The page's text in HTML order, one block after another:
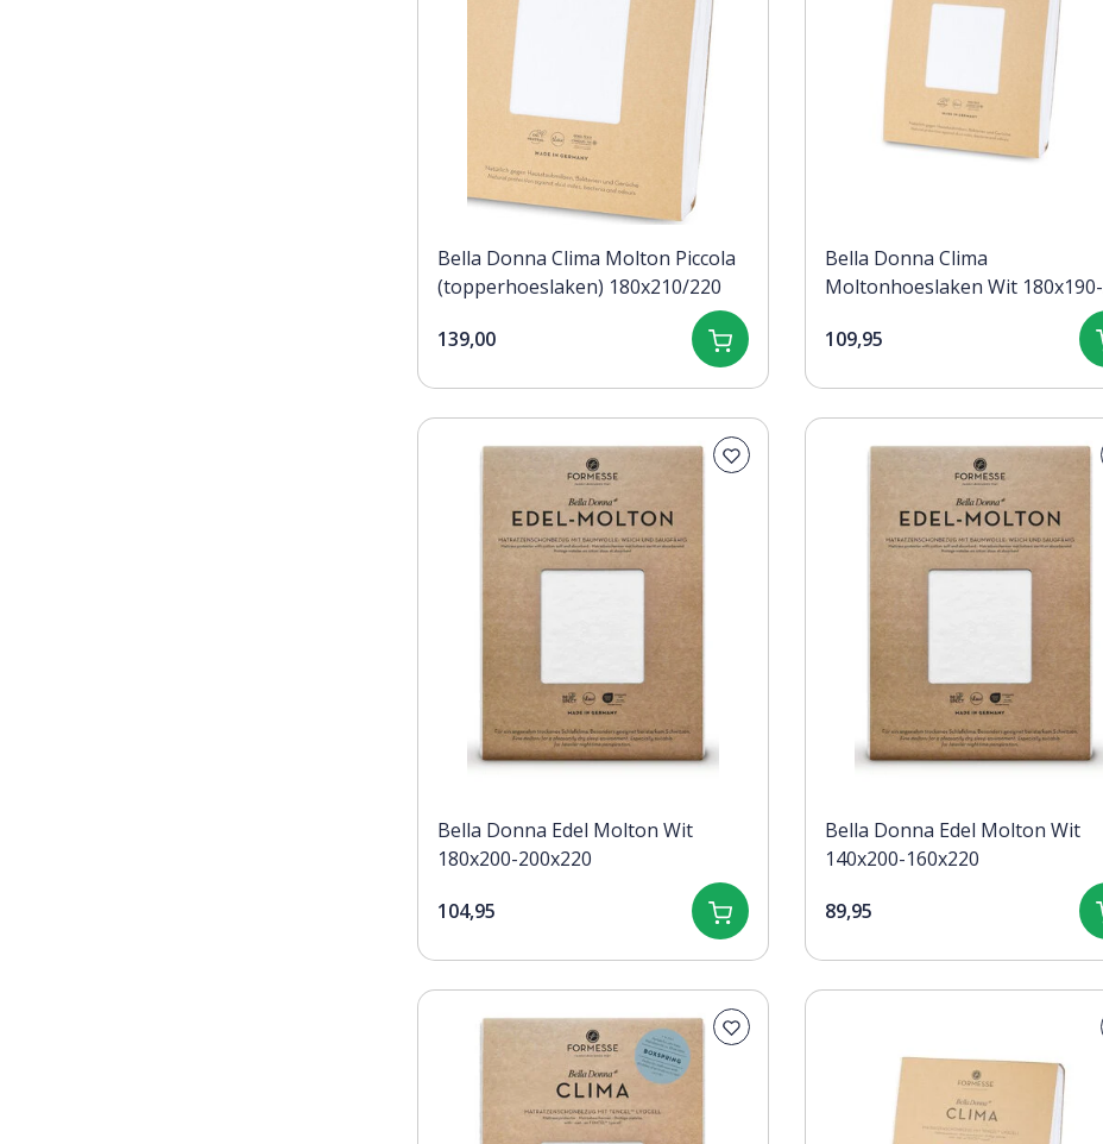
Bella Donna Clima Molton Piccola
(topperhoeslaken) 180x210/220
139,00
Bella Donna Clima
Moltonhoeslaken Wit 180x190-
109,95
Bella Donna Edel Molton Wit
180x200-200x220
104,95
Bella Donna Edel Molton Wit
140x200-160x220
89,95